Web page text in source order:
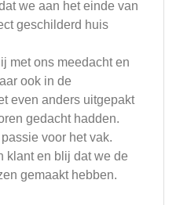
we aan het einde van
geschilderd huis
met ons meedacht en
ook in de
even anders uitgepakt
gedacht hadden.
voor het vak.
klant en blij dat we de
gemaakt hebben.